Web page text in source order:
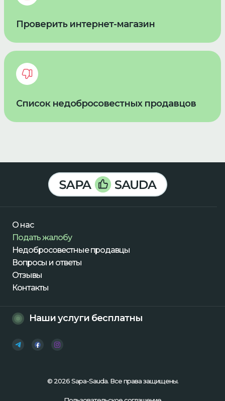
Проверить интернет-магазин
Список недобросовестных продавцов
О нас
Подать жалобу
Недобросовестные продавцы
Вопросы и ответы
Отзывы
Контакты
Наши услуги бесплатны
© 2026 Sapa-Sauda. Все права защищены.